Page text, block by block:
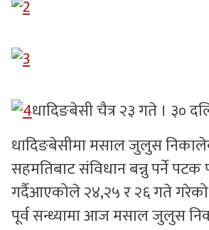
भिडियो
धादिङबेसी चैत्र २३ गते । ३०
धादिङबेसीमा मसाल जुलुस
सहमतिबाट संविधान बन्नु पर्ने
गर्दैआएकोले २४,२५ र २६ गते
पूर्व सन्ध्यामा आज मसाल जुलुस